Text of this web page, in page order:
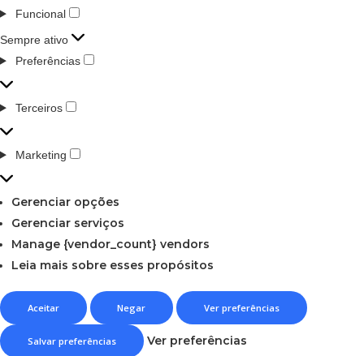
Funcional
Sempre ativo
Preferências
Terceiros
Marketing
Gerenciar opções
Gerenciar serviços
Manage {vendor_count} vendors
Leia mais sobre esses propósitos
Aceitar Negar Ver preferências
Salvar preferências Ver preferências